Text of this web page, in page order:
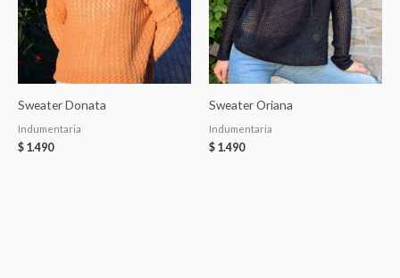
Sweater Donata
Indumentaria
$ 1.490
Sweater Oriana
Indumentaria
$ 1.490